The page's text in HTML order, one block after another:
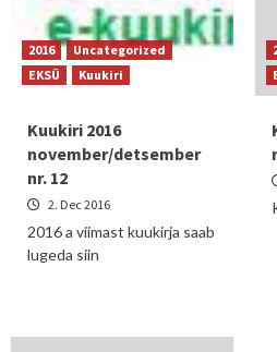
2016
Uncategorized
EKSÜ
Kuukiri
Kuukiri 2016
november/detsember
nr. 12
2. Dec 2016
2016 a viimast kuukirja saab
lugeda siin